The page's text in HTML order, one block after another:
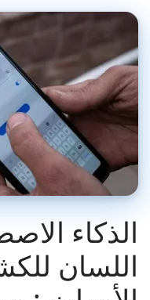
الذكاء
اللسان